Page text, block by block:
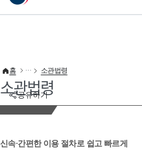
이 누리집은 대한민국 공식 전자정부 누리집입니다.
공유하기
홈 소관법령
소관법령
신속·간편한 이용 절차로 쉽고 빠르게